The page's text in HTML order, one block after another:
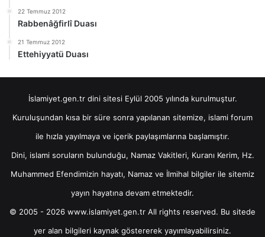
22 Temmuz 2012
Rabbenâğfirlî Duası
21 Temmuz 2012
Ettehiyyatü Duası
İslamiyet.gen.tr dini sitesi Eylül 2005 yılında kurulmuştur.
Kuruluşundan kısa bir süre sonra yapılanan sitemize, islami forum
ile hızla yayılmaya ve içerik paylaşımlarına başlamıştır.
Dini, islami soruların bulunduğu, Namaz Vakitleri, Kuranı Kerim, Hz.
Muhammed Efendimizin hayatı, Namaz ve İlmihal bilgiler ile sitemiz
yayın hayatına devam etmektedir.
© 2005 - 2026 www.islamiyet.gen.tr All rights reserved. Bu sitede
yer alan bilgileri kaynak göstererek yayımlayabilirsiniz.